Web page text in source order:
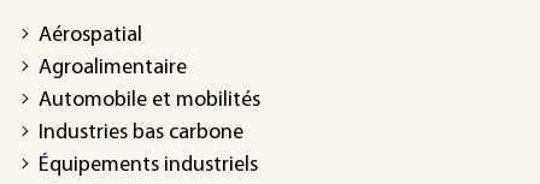
Aérospatial
Agroalimentaire
Automobile et mobilités
Industries bas carbone
Équipements industriels